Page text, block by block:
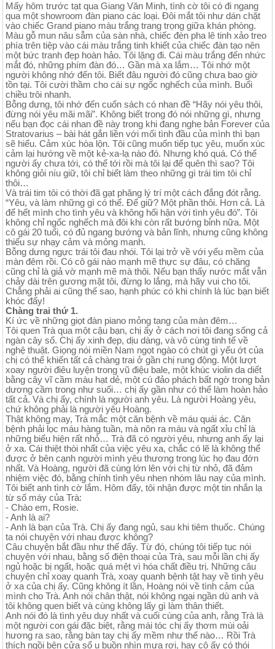
Mấy hôm trước tạt qua Giang Văn Minh, tình cờ tôi có đi ngang
qua một showroom đàn piano các loại. Đôi mắt tôi như dán chặt
vào chiếc Grand piano màu trắng trang trọng giữa khán phòng.
Màu gỗ mun nâu sẫm của sàn nhà, chiếc đèn pha lê tinh xảo treo
phía trên tiệp vào cái màu trắng tinh khiết của chiếc đàn tạo nên
một bức tranh đẹp hoàn hảo. Tôi lặng đi. Cái màu trắng đến nhức
mắt đó, những phím đàn đó… Gần mà xa lắm… Tôi nhớ một
người không nhớ đến tôi. Biết đâu người đó cũng chưa bao giờ
tồn tại. Tôi cười thầm cho cái sự ngốc nghếch của mình. Buổi
chiều trôi nhanh.
Bỗng dưng, tôi nhớ đến cuốn sách có nhan đề “Hãy nói yêu thôi,
đừng nói yêu mãi mãi”. Không biết trong đó nói những gì, nhưng
nếu bạn đọc cái nhan đề này trong khi đang nghe bản Forever của
Stratovarius – bài hát gắn liền với mối tình đầu của mình thì bạn
sẽ hiểu. Cảm xúc hòa lộn. Tôi cũng muốn tiếp tục yêu, muốn xúc
cảm lại hướng về một kẻ-xa-lạ nào đó. Nhưng khó quá. Có thể
người ấy chưa tới, có thể tới rồi mà tôi lại để quên thì sao? Tôi
không giỏi níu giữ, tôi chỉ biết làm theo những gì trái tim tôi chỉ
thôi…
Và trái tim tôi có thời đã gạt phăng lý trí một cách đắng đót rằng.
“Yêu, và làm những gì có thể. Để giữ? Một phần thôi. Hơn cả. Là
để hết mình cho tình yêu và không hối hận với tình yêu đó”. Tôi
không chỉ ngốc nghếch mà đôi khi còn rất bướng bỉnh nữa. Một
cô gái 20 tuổi, có đủ ngang bướng và bản lĩnh, nhưng cũng không
thiếu sự nhạy cảm và mỏng manh.
Bỗng dưng ngực trái tôi đau nhói. Tôi lại trở về với yếu mềm của
màn đêm rồi. Có cô gái nào mạnh mẽ thực sự đâu, có chăng
cũng chỉ là giả vờ mạnh mẽ mà thôi. Nếu bạn thấy nước mắt vẫn
chảy dài trên gương mặt tôi, đừng lo lắng, mà hãy vui cho tôi.
Chẳng phải ai cũng thế sao, hạnh phúc có khi chính là lúc bạn biết
khóc đấy!
Chàng trai thứ 1.
Kí ức về những giọt đàn piano mỏng tang của màn đêm…
Tôi quen Trà qua một cậu bạn, chị ấy ở cách nơi tôi đang sống cả
ngàn cây số. Chị ấy xinh đẹp, dịu dàng, và vô cùng tinh tế về
nghệ thuật. Giọng nói miền Nam ngọt ngào có chút gì yếu ớt của
chị có thể khiến tất cả chàng trai ở gần chị rung động. Một lượt
xoay người điêu luyện trong vũ điệu bale, một khúc violin da diết
bằng cây vĩ cầm màu hạt dẻ, một cú đảo phách bất ngờ trong bản
dương cầm trong như suối… chị ấy gần như có thể làm hoàn hảo
tất cả. Và chị ấy, chính là người anh yêu. Là người Hoàng yêu,
chứ không phải là người yêu Hoàng.
Thật không may, Trà mắc một căn bệnh về máu quái ác. Căn
bệnh phải lọc máu hàng tuần, mà nôn ra máu và ngất xỉu chỉ là
những biểu hiện rất nhỏ… Trà đã có người yêu, nhưng anh ấy lại
ở xa. Cái thiệt thòi nhất của việc yêu xa, chắc có lẽ là không thể
được ở bên cạnh người mình yêu thương trong lúc họ đau đớn
nhất. Và Hoàng, người đã cùng lớn lên với chị từ nhỏ, đã đảm
nhiệm việc đó, bằng chính tình yêu nhen nhóm lâu nay của mình.
Tôi biết anh tình cờ lắm. Hôm đấy, tôi nhận được một tin nhắn lạ
từ số máy của Trà:
- Chào em, Rosie.
- Anh là ai?
- Anh là bạn của Trà. Chị ấy đang ngủ, sau khi tiêm thuốc. Chúng
ta nói chuyện với nhau được không?
Câu chuyện bắt đầu như thế đấy. Từ đó, chúng tôi tiếp tục nói
chuyện với nhau, bằng số điện thoại của Trà, sau mỗi lần chị ấy
ngủ hoặc bị ngất, hoặc quá mệt vì hóa chất điều trị. Những câu
chuyện chỉ xoay quanh Trà, xoay quanh bệnh tật hay về tình yêu
ở xa của chị ấy. Cũng không ít lần, Hoàng nói về tình cảm của
mình cho Trà. Anh nói chân thật, nói không ngại ngần dù anh và
tôi không quen biết và cùng không lấy gì làm thân thiết.
Anh nói đó là tình yêu duy nhất và cuối cùng của anh, rằng Trà là
một người con gái đặc biệt, rằng mái tóc chị ấy thơm mùi oải
hương ra sao, rằng bàn tay chị ấy mềm như thế nào… Rồi Trà
thích ngồi bên cửa sổ u buồn nhìn mưa rơi, hay cô ấy có thói